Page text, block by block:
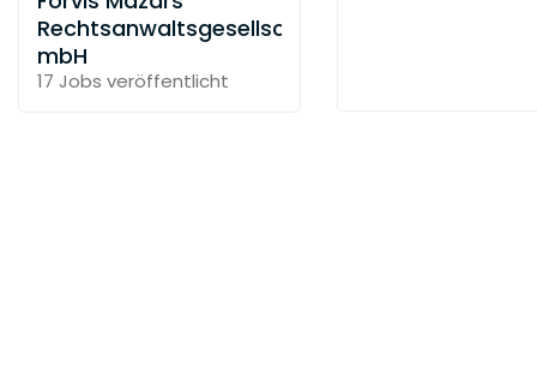
Rechtsanwaltsgesellschaft
mbH
17 Jobs veröffentlicht